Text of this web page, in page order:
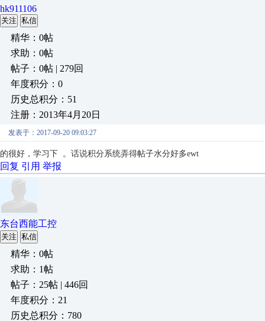
hk911106
关注 私信
精华：0帖
求助：0帖
帖子：0帖 | 279回
年度积分：0
历史总积分：51
注册：2013年4月20日
发表于：2017-09-20 09:03:27
的很好，学习下 。话说积分系统弄得帖子水分好多ewt
回复 引用 举报
东台西能工控
关注 私信
精华：0帖
求助：1帖
帖子：25帖 | 446回
年度积分：21
历史总积分：780